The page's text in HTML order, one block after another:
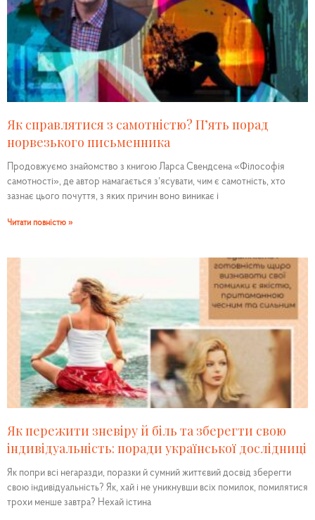
Як справлятися з самотністю? П’ять порад
норвезького письменника
Продовжуємо знайомство з книгою Ларса Свендсена «Філософія
самотності», де автор намагається з’ясувати, чим є самотність, хто
зазнає цього почуття, з яких причин воно виникає і
Читати повністю »
Як пережити зневіру й біль та зберегти свою
індивідуальність: поради української дослідниці
Як попри всі негаразди, поразки й сумний життєвий досвід зберегти
свою індивідуальність? Як, хай і не уникнувши всіх помилок, помилятися
трохи менше завтра? Нехай істина